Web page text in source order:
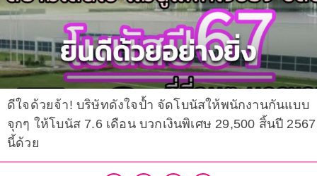
ดีใจด้วยจ้า! บริษัทดังใจป้ำ จัดโบนัสให้พนักงานกันแบบ
จุกๆ ให้โบนัส 7.6 เดือน บวกเงินพิเศษ 29,500 สิ้นปี 2567
นี้ด้วย